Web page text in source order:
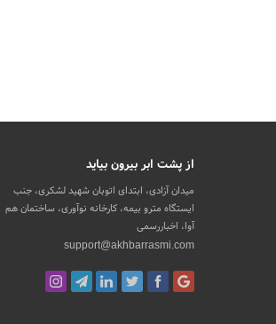
از پشت ابر بیرون بیاید
میدان آزادی، ابتدای اتوبان شهید لشکری، جنب
ایستگاه مترو بیمه، کارخانه نوآوری، ساختمان هم
آوا، اخباررسمی
support@akhbarrasmi.com